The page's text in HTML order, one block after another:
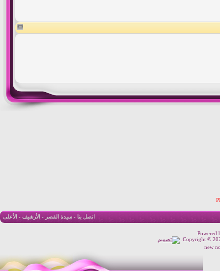
اتصل بنا - سيدة القصر - الأرشيف - الأعلى
Powered
Copyright ©
new